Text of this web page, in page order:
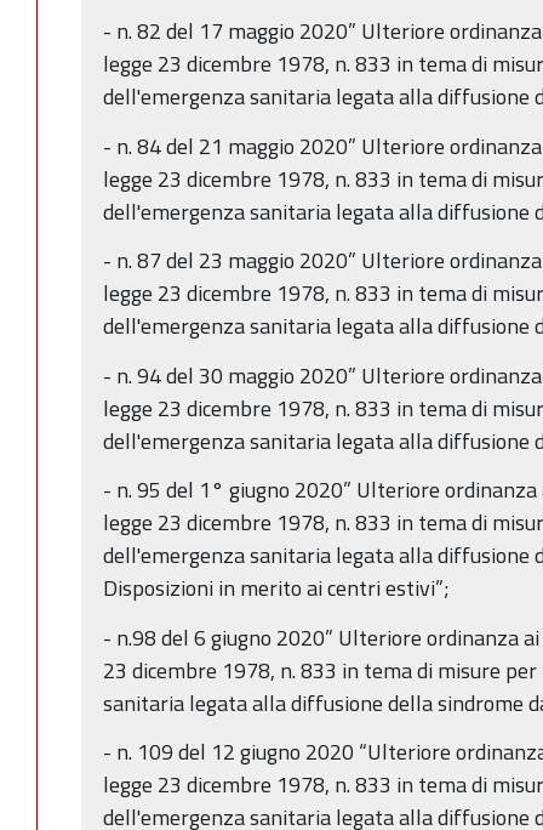
- n. 82 del 17 maggio 2020” Ulteriore
legge 23 dicembre 1978, n. 833 in tema di
dell'emergenza sanitaria legata alla diffusione
- n. 84 del 21 maggio 2020” Ulteriore
legge 23 dicembre 1978, n. 833 in tema di
dell'emergenza sanitaria legata alla diffusione
- n. 87 del 23 maggio 2020” Ulteriore
legge 23 dicembre 1978, n. 833 in tema di
dell'emergenza sanitaria legata alla diffusione
- n. 94 del 30 maggio 2020” Ulteriore
legge 23 dicembre 1978, n. 833 in tema di
dell'emergenza sanitaria legata alla diffusione
- n. 95 del 1° giugno 2020” Ulteriore
legge 23 dicembre 1978, n. 833 in tema di
dell'emergenza sanitaria legata alla diffusione
Disposizioni in merito ai centri estivi”;
- n.98 del 6 giugno 2020” Ulteriore ordinanza
23 dicembre 1978, n. 833 in tema di misure
sanitaria legata alla diffusione della sindrome
- n. 109 del 12 giugno 2020 “Ulteriore
legge 23 dicembre 1978, n. 833 in tema di
dell'emergenza sanitaria legata alla diffusione